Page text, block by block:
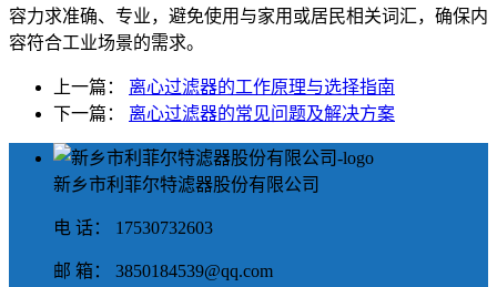
容力求准确、专业，避免使用与家用或居民相关词汇，确保内
容符合工业场景的需求。
上一篇： 离心过滤器的工作原理与选择指南
下一篇： 离心过滤器的常见问题及解决方案
新乡市利菲尔特滤器股份有限公司
电 话： 17530732603
邮 箱： 3850184539@qq.com